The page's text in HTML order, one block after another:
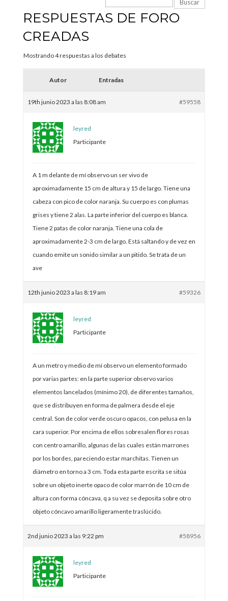
RESPUESTAS DE FORO
CREADAS
Mostrando 4 respuestas a los debates
Autor Entradas
19th junio 2023 a las 8:08 am #59558
leyred
Participante
A 1 m delante de mí observo un ser vivo de
aproximadamente 15 cm de altura y 15 de largo. Tiene una
cabeza con pico de color naranja. Su cuerpo es con plumas
grises y tiene 2 alas. La parte inferior del cuerpo es blanca.
Tiene 2 patas de color naranja. Tiene una cola de
aproximadamente 2-3 cm de largo. Está saltando y de vez en
cuando emite un sonido similar a un pitido. Se trata de un
ave
12th junio 2023 a las 8:19 am #59326
leyred
Participante
A un metro y medio de mí observo un elemento formado
por varias partes: en la parte superior observo varios
elementos lancelados (mínimo 20), de diferentes tamaños,
que se distribuyen en forma de palmera desde el eje
central. Son de color verde oscuro opacos, con pelusa en la
cara superior. Por encima de ellos sobresalen flores rosas
con centro amarillo, algunas de las cuales están marrones
por los bordes, pareciendo estar marchitas. Tienen un
diámetro en torno a 3 cm. Toda esta parte escrita se sitúa
sobre un objeto inerte opaco de color marrón de 10 cm de
altura con forma cóncava, q a su vez se deposita sobre otro
objeto cóncavo amarillo ligeramente traslúcido.
2nd junio 2023 a las 9:22 pm #58956
leyred
Participante